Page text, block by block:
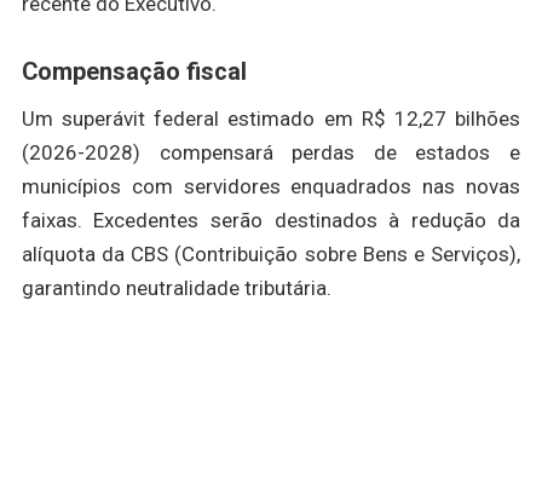
Compensação fiscal
Um superávit federal estimado em R$ 12,27 bilhões
(2026-2028) compensará perdas de estados e
municípios com servidores enquadrados nas novas
faixas. Excedentes serão destinados à redução da
alíquota da CBS (Contribuição sobre Bens e Serviços),
garantindo neutralidade tributária.